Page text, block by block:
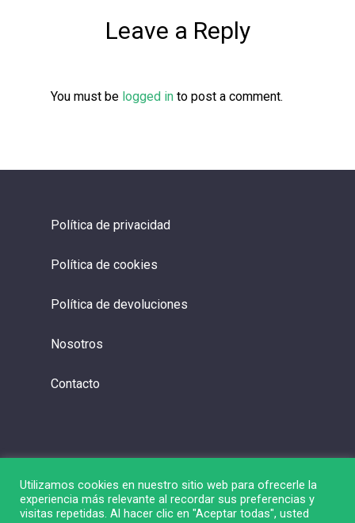
Leave a Reply
You must be logged in to post a comment.
Política de privacidad
Política de cookies
Política de devoluciones
Nosotros
Contacto
Utilizamos cookies en nuestro sitio web para ofrecerle la
experiencia más relevante al recordar sus preferencias y
visitas repetidas. Al hacer clic en "Aceptar todas", usted